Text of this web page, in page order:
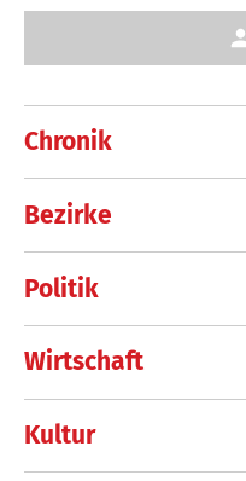
Chronik
Bezirke
Politik
Wirtschaft
Kultur